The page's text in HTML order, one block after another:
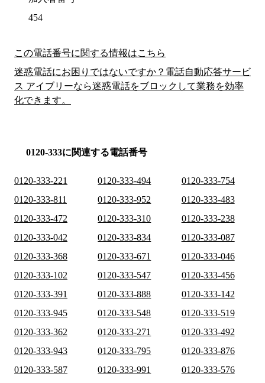
454
この電話番号に関する情報はこちら
迷惑電話にお困りではないですか？電話自動応答サービ
ス アイブリーなら迷惑電話をブロックして業務を効率
化できます。
0120-333に関連する電話番号
0120-333-221 0120-333-494
0120-333-754
0120-333-811
0120-333-952
0120-333-483
0120-333-472
0120-333-310
0120-333-238
0120-333-042
0120-333-834
0120-333-087
0120-333-368
0120-333-671
0120-333-046
0120-333-102
0120-333-547
0120-333-456
0120-333-391
0120-333-888
0120-333-142
0120-333-945
0120-333-548
0120-333-519
0120-333-362
0120-333-271
0120-333-492
0120-333-943
0120-333-795
0120-333-876
0120-333-587
0120-333-991
0120-333-576